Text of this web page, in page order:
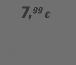
x 44 cm
7,99 €